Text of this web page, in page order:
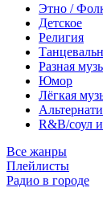
Этно /
Детское
Религия
Разная
Юмор
Лёгкая
R&B/cоул
Все жанры
Плейлисты
Радио в городе